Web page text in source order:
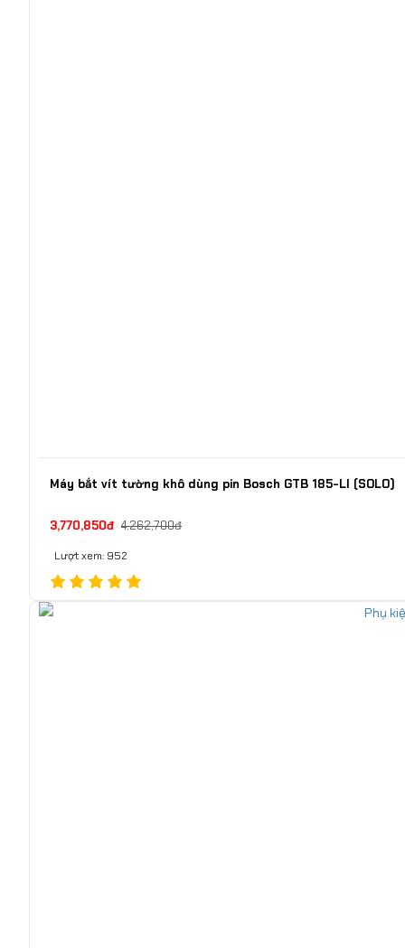
Máy bắt vít tường khô dùng pin Bosch GTB 185-LI (SOLO)
3,770,850đ 4,262,700đ
Lượt xem: 952